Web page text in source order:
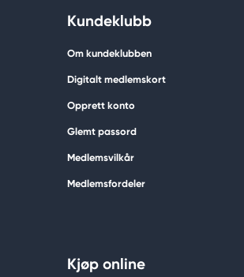
Kundeklubb
Om kundeklubben
Digitalt medlemskort
Opprett konto
Glemt passord
Medlemsvilkår
Medlemsfordeler
Kjøp online